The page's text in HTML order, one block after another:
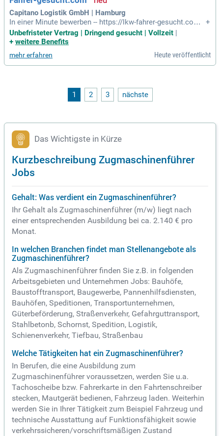
Capitano Logistik GmbH | Hamburg
In einer Minute bewerben -- https://lkw-fahrer-gesucht.com/j
r/d/20260809/120960/jobroller/: Capitano Logistik GmbH:
Unsere leistungsstarken Sattelzugmaschinen mit Standort i
Kunden mit den größten
+
Unbefristeter Vertrag | Dringend gesucht | Vollzeit
+ weitere Benefits
mehr erfahren Heute veröffentlicht
1 2 3 nächste
Das Wichtigste in Kürze
Kurzbeschreibung Zugmaschinenführer
Jobs
Gehalt: Was verdient ein Zugmaschinenführer?
Ihr Gehalt als Zugmaschinenführer (m/w) liegt nach
einer entsprechenden Ausbildung bei ca. 2.140 € pro
Monat.
In welchen Branchen findet man Stellenangebote als
Zugmaschinenführer?
Als Zugmaschinenführer finden Sie z.B. in folgenden
Arbeitsgebieten und Unternehmen Jobs: Bauhöfe,
Baustofftransport, Baugewerbe, Pannenhilfsdiensten,
Bauhöfen, Speditionen, Transportunternehmen,
Güterbeförderung, Straßenverkehr, Gefahrguttransport,
Stahlbetonb, Schornst, Spedition, Logistik,
Schienenverkehr, Tiefbau, Straßenbau
Welche Tätigkeiten hat ein Zugmaschinenführer?
In Berufen, die eine Ausbildung zum
Zugmaschinenführer voraussetzen, werden Sie u.a.
Tachoscheibe bzw. Fahrerkarte in den Fahrtenschreiber
stecken, Mautgerät bedienen, Fahrzeug laden. Weiterhin
werden Sie in Ihrer Tätigkeit zum Beispiel Fahrzeug und
technische Ausstattung auf Funktionsfähigkeit sowie
verkehrssicheren/vorschriftsmäßigen Zustand